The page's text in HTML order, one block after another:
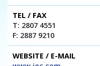
T: 2807 4551
F: 2887 9210